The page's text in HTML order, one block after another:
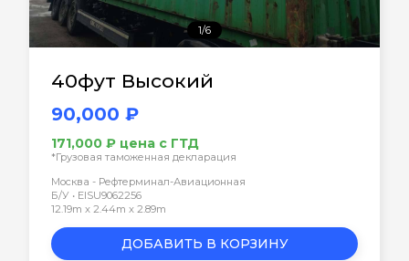
1/6
40фут Высокий
90,000 ₽
171,000 ₽ цена с ГТД
*Грузовая таможенная декларация
Москва - Рефтерминал-Авиационная
Б/У • EISU9062256
12.19m x 2.44m x 2.89m
ДОБАВИТЬ В КОРЗИНУ